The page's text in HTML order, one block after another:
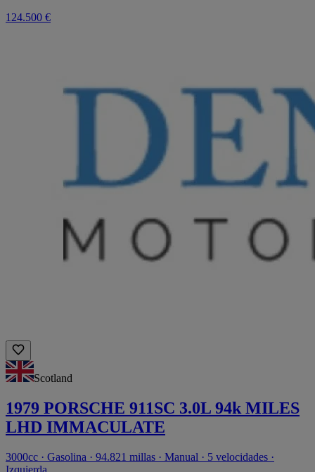
124.500 €
Scotland
1979 PORSCHE 911SC 3.0L 94k MILES
LHD IMMACULATE
3000cc · Gasolina · 94.821 millas · Manual · 5 velocidades ·
Izquierda